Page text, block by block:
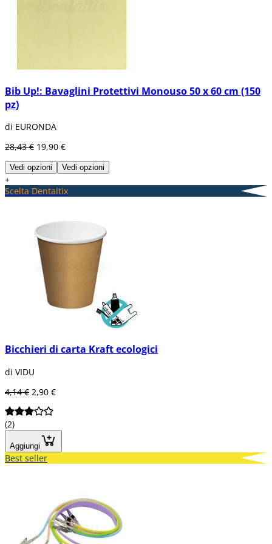
Bib Up!: Bavaglini Protettivi Monouso 50 x 60 cm (150
pz)
di EURONDA
28,43 € 19,90 €
Vedi opzioni Vedi opzioni
+
Scelta Dentaltix
Bicchieri di carta Kraft ecologici
di VIDU
4,14 € 2,90 €
(2)
Aggiungi
Best seller